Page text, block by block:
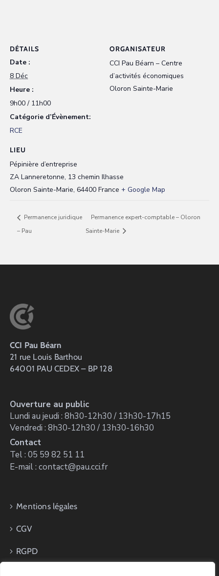
DÉTAILS
Date :
8 Déc
Heure :
9h00 / 11h00
Catégorie d’Évènement:
RCE
LIEU
Pépinière d’entreprise
ZA Lanneretonne, 13 chemin Ilhasse
Oloron Sainte-Marie, 64400 France + Google Map
ORGANISATEUR
CCI Pau Béarn – Centre
d’activités économiques
Oloron Sainte-Marie
Permanence juridique
– Pau
Permanence expert-comptable – Oloron
Sainte-Marie
CCI Pau Béarn
21 rue Louis Barthou
64001 PAU CEDEX – BP 128
Ouverture au public
Lundi au jeudi : 8h30-12h30 / 13h30-17h15
Vendredi : 8h30-12h30 / 13h30-16h30
Contact
Tel : 05 59 82 51 11
E-mail : contact@pau.cci.fr
Mentions légales
CGV
RGPD